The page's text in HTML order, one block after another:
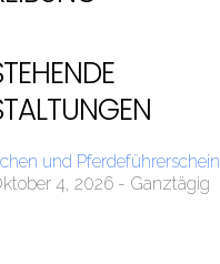
und Pferdeführerschein
4, 2026 - Ganztägig